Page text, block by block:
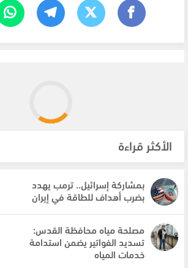
الأكثر قراءة
بمشاركة إسرائيل.. ترمب يهدد
بضرب أهداف للطاقة في إيران
مصلحة مياه محافظة القدس:
تسديد الفواتير يضمن استدامة
خدمات المياه